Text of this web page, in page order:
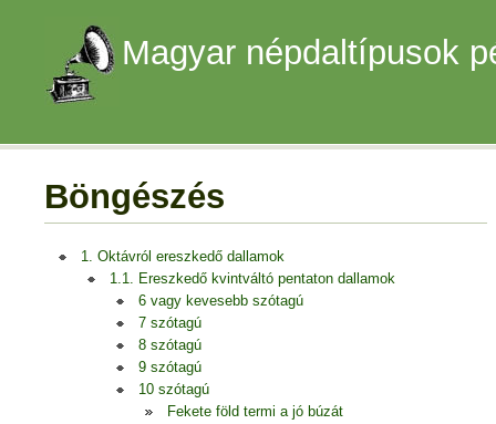
Magyar népdaltípusok
Böngészés
1. Oktávról ereszkedő dallamok
1.1. Ereszkedő kvintváltó pentaton dallamok
6 vagy kevesebb szótagú
7 szótagú
8 szótagú
9 szótagú
10 szótagú
Fekete föld termi a jó búzát